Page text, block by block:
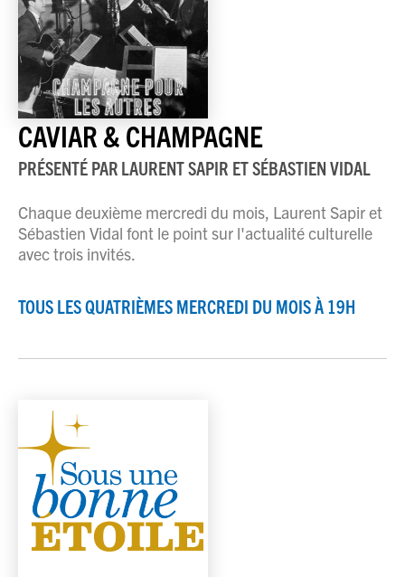
CAVIAR & CHAMPAGNE
PRÉSENTÉ PAR LAURENT SAPIR ET SÉBASTIEN VIDAL
Chaque deuxième mercredi du mois, Laurent Sapir et
Sébastien Vidal font le point sur l'actualité culturelle
avec trois invités.
TOUS LES QUATRIÈMES MERCREDI DU MOIS À 19H